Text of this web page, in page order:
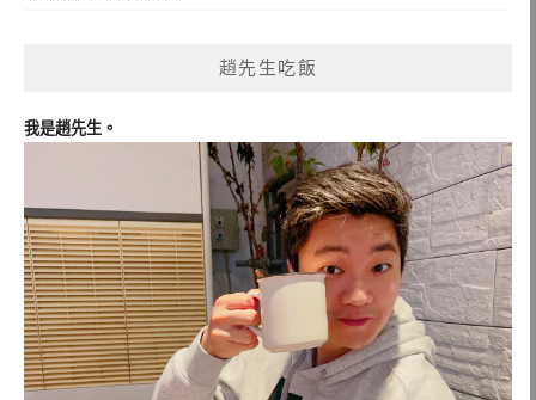
趙先生吃飯
我是趙先生。